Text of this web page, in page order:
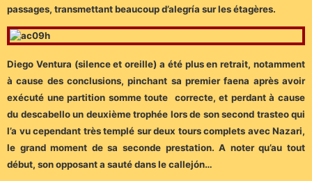
passages, transmettant beaucoup d’alegría sur les étagères.
Diego Ventura (silence et oreille) a été plus en retrait, notamment
à cause des conclusions, pinchant sa premier faena après avoir
exécuté une partition somme toute correcte, et perdant à cause
du descabello un deuxième trophée lors de son second trasteo qui
l’a vu cependant très templé sur deux tours complets avec Nazari,
le grand moment de sa seconde prestation. A noter qu’au tout
début, son opposant a sauté dans le callejón…